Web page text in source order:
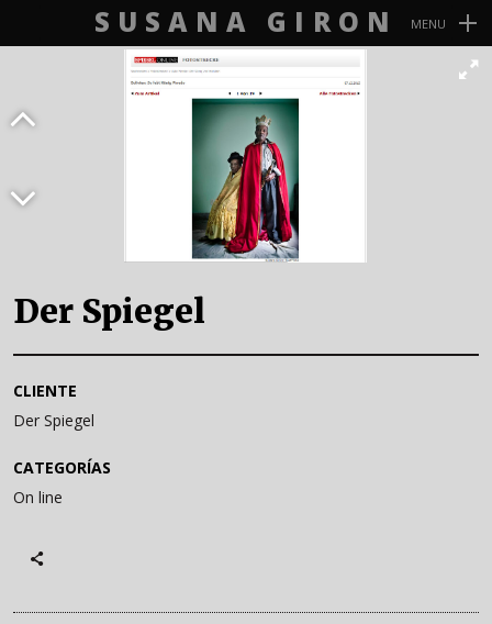
Navegación
Primaria
SUSANA GIRON MENU
Der Spiegel
CLIENTE
Der Spiegel
CATEGORÍAS
On line